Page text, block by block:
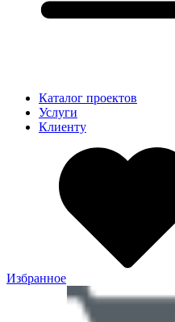
Каталог проектов
Услуги
Клиенту
Избранное